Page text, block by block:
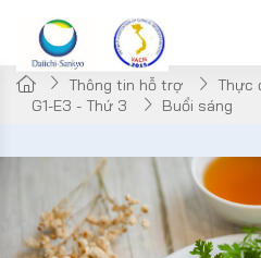
Thông tin hỗ trợ
Thực
G1-E3 - Thứ 3
Buổi sáng